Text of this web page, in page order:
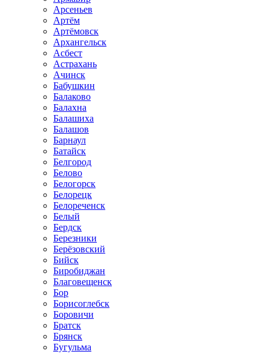
Арсеньев
Артём
Артёмовск
Архангельск
Асбест
Астрахань
Ачинск
Бабушкин
Балаково
Балахна
Балашиха
Балашов
Барнаул
Батайск
Белгород
Белово
Белогорск
Белорецк
Белореченск
Белый
Бердск
Березники
Берёзовский
Бийск
Биробиджан
Благовещенск
Бор
Борисоглебск
Боровичи
Братск
Брянск
Бугульма